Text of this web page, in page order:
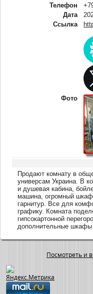
Телефон
Дата
Ссылка
Фото
Продают комнату в
универсам Украина. В
и душевая кабина,
машина, огромный
гарнитур. Все для
графику. Комната
гипсокартонной
дополнительные
Посмотреть и